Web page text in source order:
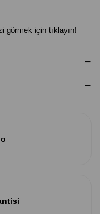
görmek için tıklayın!